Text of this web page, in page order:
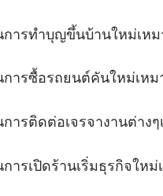
การทำบุญขึ้นบ้านใหม่
การซื้อรถยนต์คันใหม่
การติดต่อเจรจางาน
การเปิดร้านเริ่มธุรกิจ